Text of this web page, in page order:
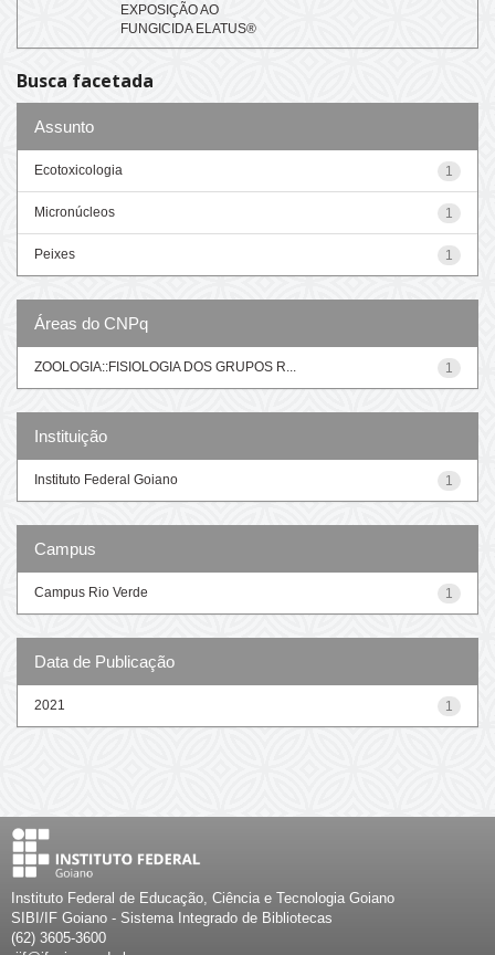
EXPOSIÇÃO AO
FUNGICIDA ELATUS®
Busca facetada
Assunto
1
Ecotoxicologia
1
Micronúcleos
1
Peixes
Áreas do CNPq
1
ZOOLOGIA::FISIOLOGIA DOS GRUPOS R...
Instituição
1
Instituto Federal Goiano
Campus
1
Campus Rio Verde
Data de Publicação
1
2021
Instituto Federal de Educação, Ciência e Tecnologia Goiano
SIBI/IF Goiano - Sistema Integrado de Bibliotecas
(62) 3605-3600